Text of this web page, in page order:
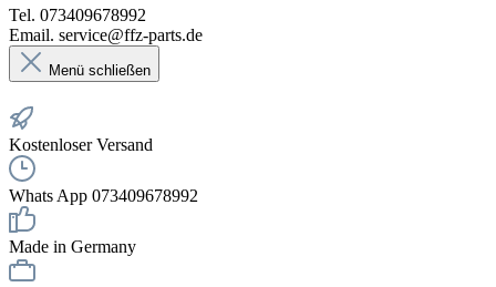
Tel. 073409678992
Email. service@ffz-parts.de
Menü schließen
Kostenloser Versand
Whats App 073409678992
Made in Germany